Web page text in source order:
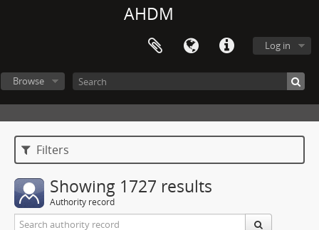
AHDM
Log in
Browse
Filters
Showing 1727 results
Authority record